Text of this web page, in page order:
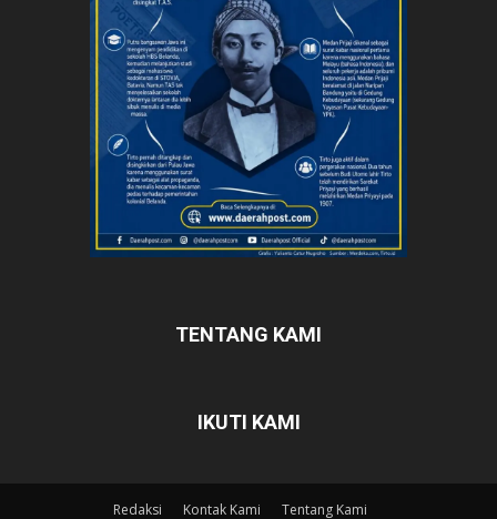
TENTANG KAMI
IKUTI KAMI
Redaksi Kontak Kami Tentang Kami